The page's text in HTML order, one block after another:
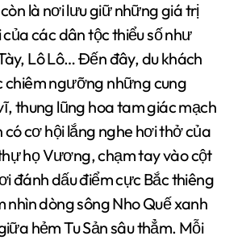
là nơi lưu giữ những giá trị
các dân tộc thiểu số như
Lô Lô… Đến đây, du khách
chiêm ngưỡng những cung
thung lũng hoa tam giác mạch
cơ hội lắng nghe hơi thở của
họ Vương, chạm tay vào cột
đánh dấu điểm cực Bắc thiêng
nhìn dòng sông Nho Quế xanh
hẻm Tu Sản sâu thẳm. Mỗi